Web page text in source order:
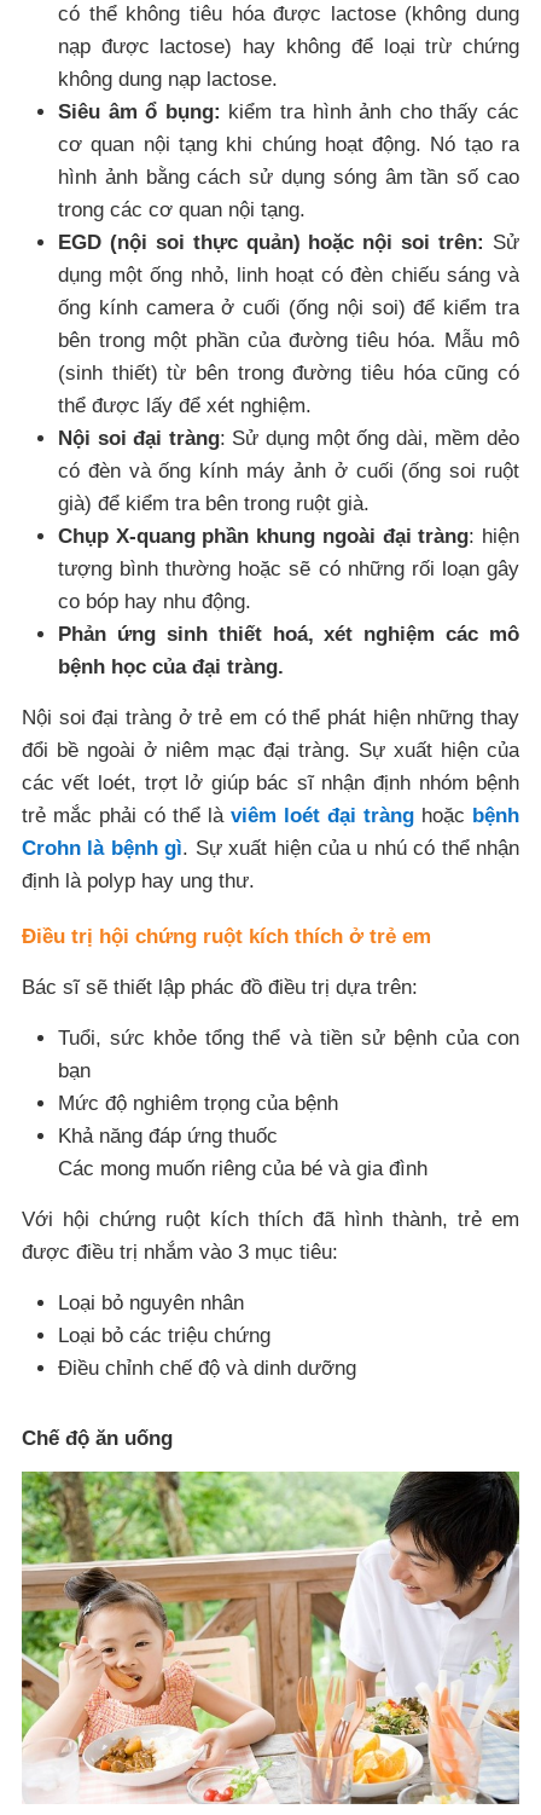
có thể không tiêu hóa được lactose (không dung
nạp được lactose) hay không để loại trừ chứng
không dung nạp lactose.
Siêu âm ổ bụng: kiểm tra hình ảnh cho thấy các
cơ quan nội tạng khi chúng hoạt động. Nó tạo ra
hình ảnh bằng cách sử dụng sóng âm tần số cao
trong các cơ quan nội tạng.
EGD (nội soi thực quản) hoặc nội soi trên: Sử
dụng một ống nhỏ, linh hoạt có đèn chiếu sáng và
ống kính camera ở cuối (ống nội soi) để kiểm tra
bên trong một phần của đường tiêu hóa. Mẫu mô
(sinh thiết) từ bên trong đường tiêu hóa cũng có
thể được lấy để xét nghiệm.
Nội soi đại tràng: Sử dụng một ống dài, mềm dẻo
có đèn và ống kính máy ảnh ở cuối (ống soi ruột
già) để kiểm tra bên trong ruột già.
Chụp X-quang phần khung ngoài đại tràng: hiện
tượng bình thường hoặc sẽ có những rối loạn gây
co bóp hay nhu động.
Phản ứng sinh thiết hoá, xét nghiệm các mô
bệnh học của đại tràng.
Nội soi đại tràng ở trẻ em có thể phát hiện những thay
đổi bề ngoài ở niêm mạc đại tràng. Sự xuất hiện của
các vết loét, trợt lở giúp bác sĩ nhận định nhóm bệnh
trẻ mắc phải có thể làviêm loét đại tràng hoặc bệnh
Crohn là bệnh gì. Sự xuất hiện của u nhú có thể nhận
định là polyp hay ung thư.
Điều trị hội chứng ruột kích thích ở trẻ em
Bác sĩ sẽ thiết lập phác đồ điều trị dựa trên:
Tuổi, sức khỏe tổng thể và tiền sử bệnh của con
bạn
Mức độ nghiêm trọng của bệnh
Khả năng đáp ứng thuốc
Các mong muốn riêng của bé và gia đình
Với hội chứng ruột kích thích đã hình thành, trẻ em
được điều trị nhắm vào 3 mục tiêu:
Loại bỏ nguyên nhân
Loại bỏ các triệu chứng
Điều chỉnh chế độ và dinh dưỡng
Chế độ ăn uống